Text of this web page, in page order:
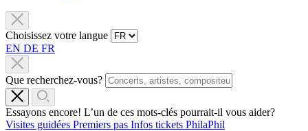
Choisissez votre langue
EN DE FR
Que recherchez-vous?
Essayons encore! L’un de ces mots-clés pourrait-il vous aider?
Visites guidées Premiers pas Infos tickets PhilaPhil